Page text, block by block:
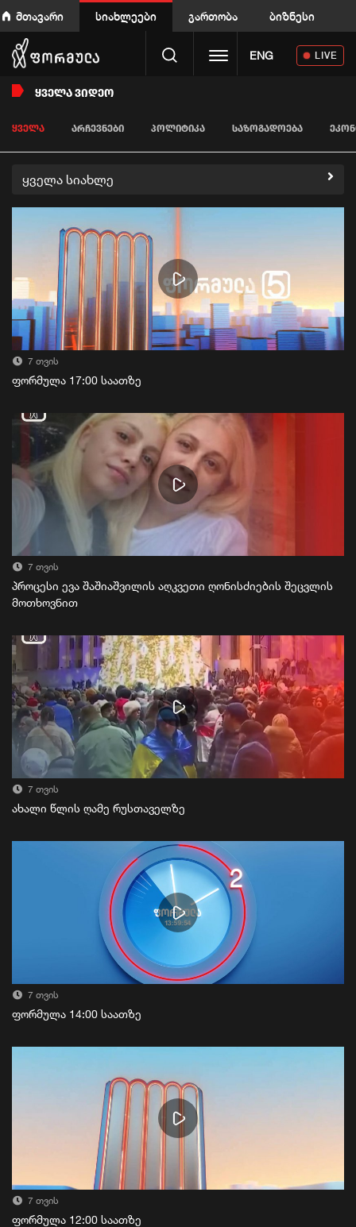
მთავარი სიახლეები გართობა ბიზნესი
Toggle navigation
ENG LIVE
ᲧᲕᲔᲚᲐ ᲕᲘᲓᲔᲝ
ᲧᲕᲔᲚᲐ ᲐᲠᲩᲔᲕᲜᲔᲑᲘ ᲞᲝᲚᲘᲢᲘᲙᲐ ᲡᲐᲖᲝᲒᲐᲓᲝᲔᲑᲐ
ყველა სიახლე
7 თვის
ფორმულა 17:00 საათზე
7 თვის
პროცესი ევა შაშიაშვილის აღკვეთი ღონისძიების შეცვლის
მოთხოვნით
7 თვის
ახალი წლის ღამე რუსთაველზე
7 თვის
ფორმულა 14:00 საათზე
7 თვის
ფორმულა 12:00 საათზე